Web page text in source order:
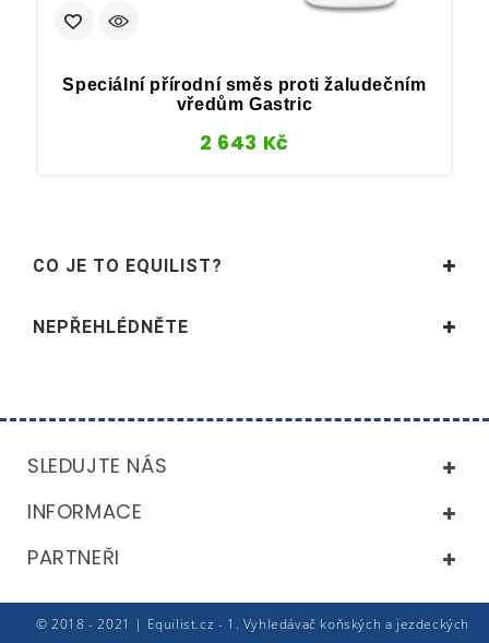
Speciální přírodní směs proti žaludečním
vředům Gastric
2 643 Kč
CO JE TO EQUILIST?
NEPŘEHLÉDNĚTE
SLEDUJTE NÁS
INFORMACE
PARTNEŘI
© 2018 - 2021 | Equilist.cz - 1. Vyhledávač koňských a jezdeckých